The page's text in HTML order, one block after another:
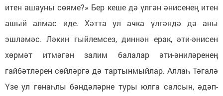
итен ашауны сөяме?» Бер кеше дә үлгән әнисенең итен
ашый алмас иде. Хәтта ул ачка үлгәндә дә аны
эшләмәс. Ләкин гыйлемсез, диннән ерак, әти-әнисен
хөрмәт итмәгән залим балалар әти-әниләренең
гайбәтләрен сөйләргә дә тартынмыйлар. Аллаһ Тәгалә
Үзе ул гөнаһлы бәндәләрне туры юлга салсын, әдәп-